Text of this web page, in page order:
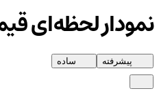
نمودار لحظه‌ای
پیشرفته ساده